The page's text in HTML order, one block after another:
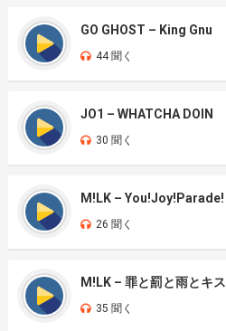
GO GHOST – King Gnu
44 聞く
JO1 – WHATCHA DOIN
30 聞く
M!LK – You!Joy!Parade!
26 聞く
M!LK – 罪と罰と雨とキス
35 聞く